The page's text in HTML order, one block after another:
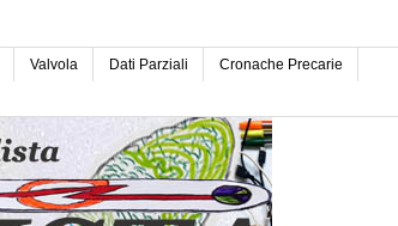
Valvola Dati Parziali Cronache Precarie